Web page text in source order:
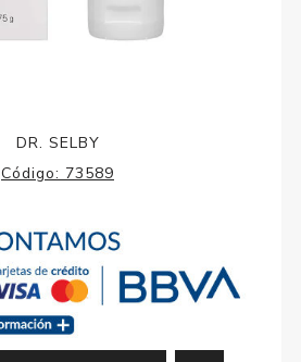
DR. SELBY
Código: 73589